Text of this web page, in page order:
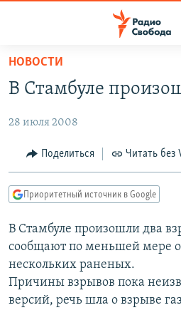
упрощенного
доступа
содержанию
Вернутся
навигации
Вернутся
поиску
ПРОГРАММЫ
АВТОРСКИЕ ПРОЕКТЫ
ЦИТАТЫ СВОБОДЫ
КУЛЬТУРА
IDEL.РЕАЛИИ
КАВКАЗ.РЕАЛИИ
СЕВЕР.РЕАЛИИ
СИБИРЬ.РЕАЛИИ
НОВОСТИ
В Стамбуле
28 июля 2008
Поделиться Читать без
Приоритетный источник в Google
В Стамбуле произошли два
сообщают по меньшей мере
нескольких раненых.
Причины взрывов пока
версий, речь шла о взрыве